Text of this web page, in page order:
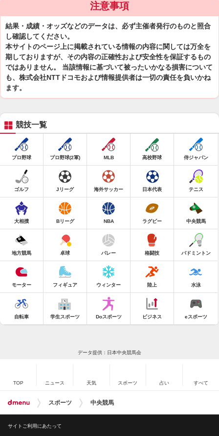
注意事項
結果・成績・オッズなどのデータは、必ず主催者発行のものと照合
し確認してください。
本サイトのページ上に掲載されている情報の内容に関しては万全を
期しておりますが、その内容の正確性および安全性を保証するもの
ではありません。 当該情報に基づいて被ったいかなる損害について
も、株式会社NTTドコモおよび情報提供者は一切の責任を負いかね
ます。
競技一覧
プロ野球 プロ野球(2軍) MLB 高校野球 侍ジャパン
ゴルフ Jリーグ 海外サッカー 日本代表 テニス
大相撲 Bリーグ NBA ラグビー 中央競馬
地方競馬 卓球 バレー 格闘技 バドミントン
モーター フィギュア ウィンター 陸上 水泳
自転車 学生スポーツ Doスポーツ ビジネス eスポーツ
データ提供：日本中央競馬会
TOP ニュース 天気 スポーツ 占い すべて
スポーツ 中央競馬
サイトご利用にあたって